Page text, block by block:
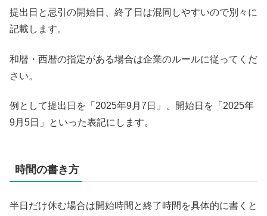
提出日と忌引の開始日、終了日は混同しやすいので別々に
記載します。
和暦・西暦の指定がある場合は企業のルールに従ってくだ
さい。
例として提出日を「2025年9月7日」、開始日を「2025年
9月5日」といった表記にします。
時間の書き方
半日だけ休む場合は開始時間と終了時間を具体的に書くと